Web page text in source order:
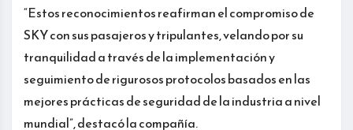
“Estos reconocimientos reafirman el compromiso de
SKY con sus pasajeros y tripulantes, velando por su
tranquilidad a través de la implementación y
seguimiento de rigurosos protocolos basados en las
mejores prácticas de seguridad de la industria a nivel
mundial”, destacó la compañía.